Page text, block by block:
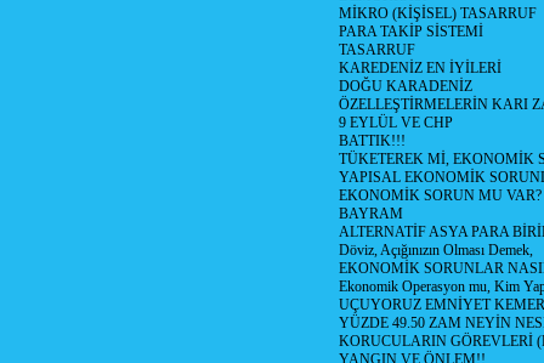
MİKRO (KİŞİSEL) TASARRUF
PARA TAKİP SİSTEMİ
TASARRUF
KAREDENİZ EN İYİLERİ
DOĞU KARADENİZ
ÖZELLEŞTİRMELERİN KARI
9 EYLÜL VE CHP
BATTIK!!!
TÜKETEREK Mİ, EKONOMİK
YAPISAL EKONOMİK
EKONOMİK SORUN MU VAR?
BAYRAM
ALTERNATİF ASYA PARA
Döviz, Açığınızın Olması Demek,
EKONOMİK SORUNLAR
Ekonomik Operasyon mu, Kim
UÇUYORUZ EMNİYET
YÜZDE 49.50 ZAM NEYİN
KORUCULARIN GÖREVLERİ
YANGIN VE ÖNLEM!!